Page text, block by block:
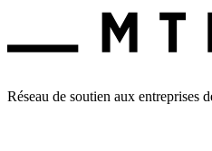
Réseau de soutien aux entreprises